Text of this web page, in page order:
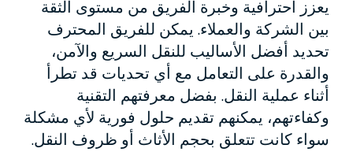
يعزز احترافية وخبرة الفريق من مستوى الثقة
بين الشركة والعملاء. يمكن للفريق المحترف
تحديد أفضل الأساليب للنقل السريع والآمن،
والقدرة على التعامل مع أي تحديات قد تطرأ
أثناء عملية النقل. بفضل معرفتهم التقنية
وكفاءتهم، يمكنهم تقديم حلول فورية لأي مشكلة
سواء كانت تتعلق بحجم الأثاث أو ظروف النقل.